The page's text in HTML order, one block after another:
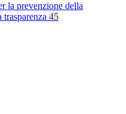
la prevenzione della
45